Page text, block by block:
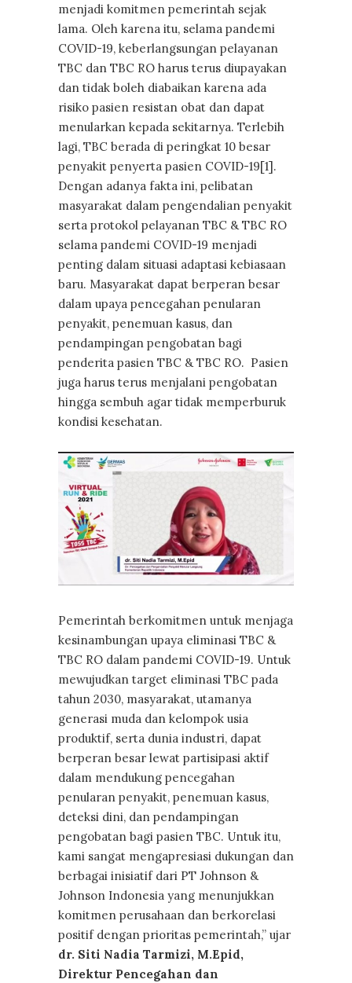
menjadi komitmen pemerintah sejak
lama. Oleh karena itu, selama pandemi
COVID-19, keberlangsungan pelayanan
TBC dan TBC RO harus terus diupayakan
dan tidak boleh diabaikan karena ada
risiko pasien resistan obat dan dapat
menularkan kepada sekitarnya. Terlebih
lagi, TBC berada di peringkat 10 besar
penyakit penyerta pasien COVID-19[1].
Dengan adanya fakta ini, pelibatan
masyarakat dalam pengendalian penyakit
serta protokol pelayanan TBC & TBC RO
selama pandemi COVID-19 menjadi
penting dalam situasi adaptasi kebiasaan
baru. Masyarakat dapat berperan besar
dalam upaya pencegahan penularan
penyakit, penemuan kasus, dan
pendampingan pengobatan bagi
penderita pasien TBC & TBC RO. Pasien
juga harus terus menjalani pengobatan
hingga sembuh agar tidak memperburuk
kondisi kesehatan.
Pemerintah berkomitmen untuk menjaga
kesinambungan upaya eliminasi TBC &
TBC RO dalam pandemi COVID-19. Untuk
mewujudkan target eliminasi TBC pada
tahun 2030, masyarakat, utamanya
generasi muda dan kelompok usia
produktif, serta dunia industri, dapat
berperan besar lewat partisipasi aktif
dalam mendukung pencegahan
penularan penyakit, penemuan kasus,
deteksi dini, dan pendampingan
pengobatan bagi pasien TBC. Untuk itu,
kami sangat mengapresiasi dukungan dan
berbagai inisiatif dari PT Johnson &
Johnson Indonesia yang menunjukkan
komitmen perusahaan dan berkorelasi
positif dengan prioritas pemerintah,” ujar
dr. Siti Nadia Tarmizi, M.Epid,
Direktur Pencegahan dan